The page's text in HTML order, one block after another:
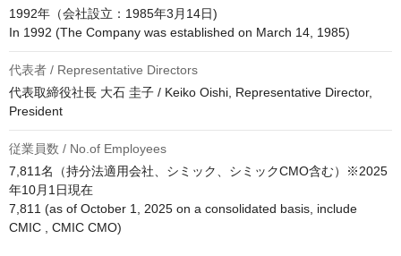
1992年（会社設立：1985年3月14日)
代表者 / Representative Directors
代表取締役社長 大石 圭子 / Keiko Oishi, Representative Director,
President
従業員数 / No.of Employees
7,811名（持分法適用会社、シミック、シミックCMO含む）※2025
年10月1日現在
7,811 (as of October 1, 2025 on a consolidated basis, include
CMIC , CMIC CMO)